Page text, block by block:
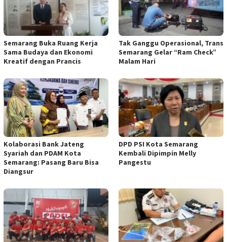
Semarang Buka Ruang Kerja
Sama Budaya dan Ekonomi
Kreatif dengan Prancis
Tak Ganggu Operasional, Trans
Semarang Gelar “Ram Check”
Malam Hari
Kolaborasi Bank Jateng
Syariah dan PDAM Kota
Semarang: Pasang Baru Bisa
Diangsur
DPD PSI Kota Semarang
Kembali Dipimpin Melly
Pangestu